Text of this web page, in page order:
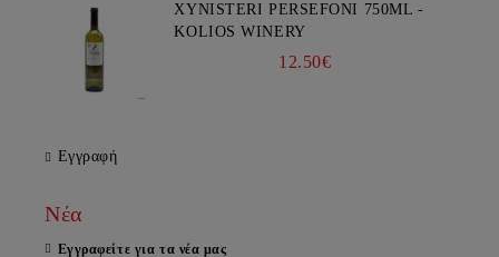
XYNISTERI PERSEFONI 750ML -
KOLIOS WINERY
12.50€
Εγγραφή
Νέα
Εγγραφείτε για τα νέα μας